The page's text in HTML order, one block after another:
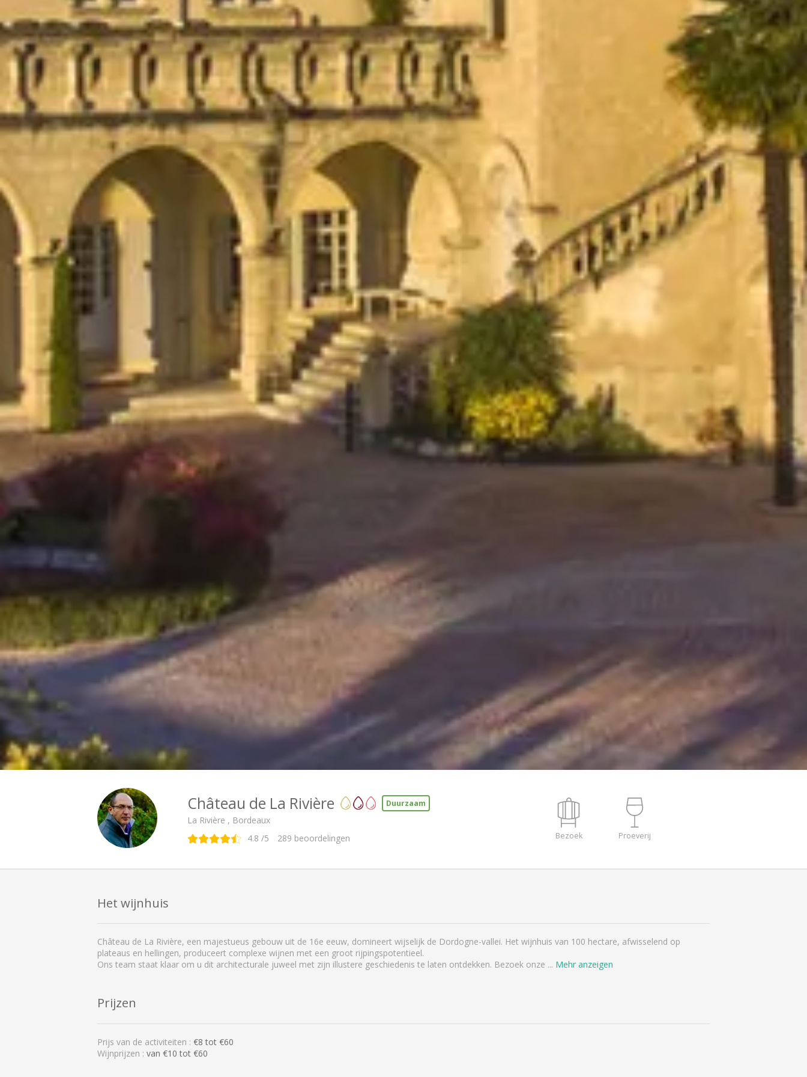
Château de La Rivière Duurzaam
La Rivière , Bordeaux
4.8 /5 289 beoordelingen Bezoek Proeverij
Het wijnhuis
Château de La Rivière, een majestueus gebouw uit de 16e eeuw, domineert wijselijk de Dordogne-vallei. Het wijnhuis van 100 hectare, afwisselend op
plateaus en hellingen, produceert complexe wijnen met een groot rijpingspotentieel.
Ons team staat klaar om u dit architecturale juweel met zijn illustere geschiedenis te laten ontdekken. Bezoek onze ... Mehr anzeigen
Prijzen
Prijs van de activiteiten : €8 tot €60
Wijnprijzen : van €10 tot €60